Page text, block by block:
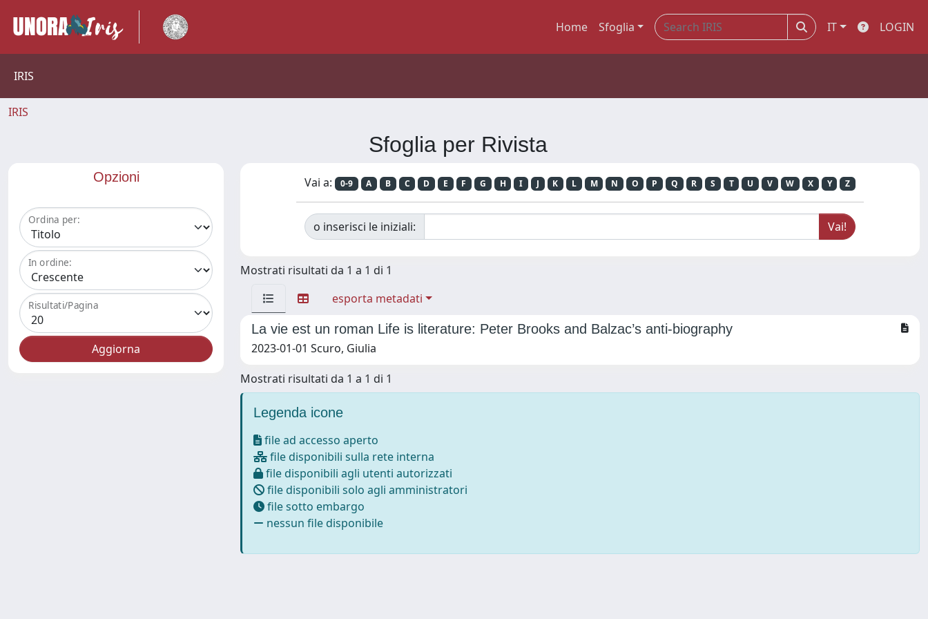
Home Sfoglia IT LOGIN
IRIS
IRIS
Sfoglia per Rivista
Opzioni
Ordina per:
In ordine:
Risultati/Pagina
Vai a: 0-9 A B C D E F G H I J K L M N O P Q R S T U V W X Y Z
o inserisci le iniziali:
Mostrati risultati da 1 a 1 di 1
esporta metadati
La vie est un roman Life is literature: Peter Brooks and Balzac’s anti-biography
2023-01-01 Scuro, Giulia
Mostrati risultati da 1 a 1 di 1
Legenda icone
file ad accesso aperto
file disponibili sulla rete interna
file disponibili agli utenti autorizzati
file disponibili solo agli amministratori
file sotto embargo
nessun file disponibile